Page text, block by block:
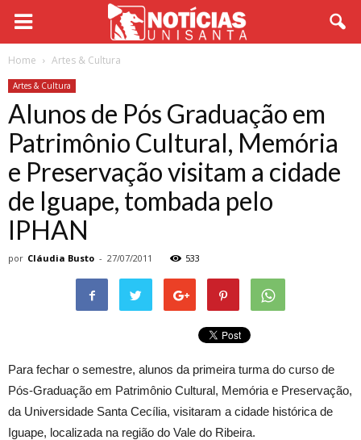
Home Artes & Cultura
Artes & Cultura
Alunos de Pós Graduação em
Patrimônio Cultural, Memória
e Preservação visitam a cidade
de Iguape, tombada pelo
IPHAN
por Cláudia Busto - 27/07/2011 533
Para fechar o semestre, alunos da primeira turma do curso de
Pós-Graduação em Patrimônio Cultural, Memória e Preservação,
da Universidade Santa Cecília, visitaram a cidade histórica de
Iguape, localizada na região do Vale do Ribeira.